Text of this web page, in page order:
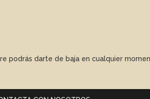
podrás darte de baja en cualquier